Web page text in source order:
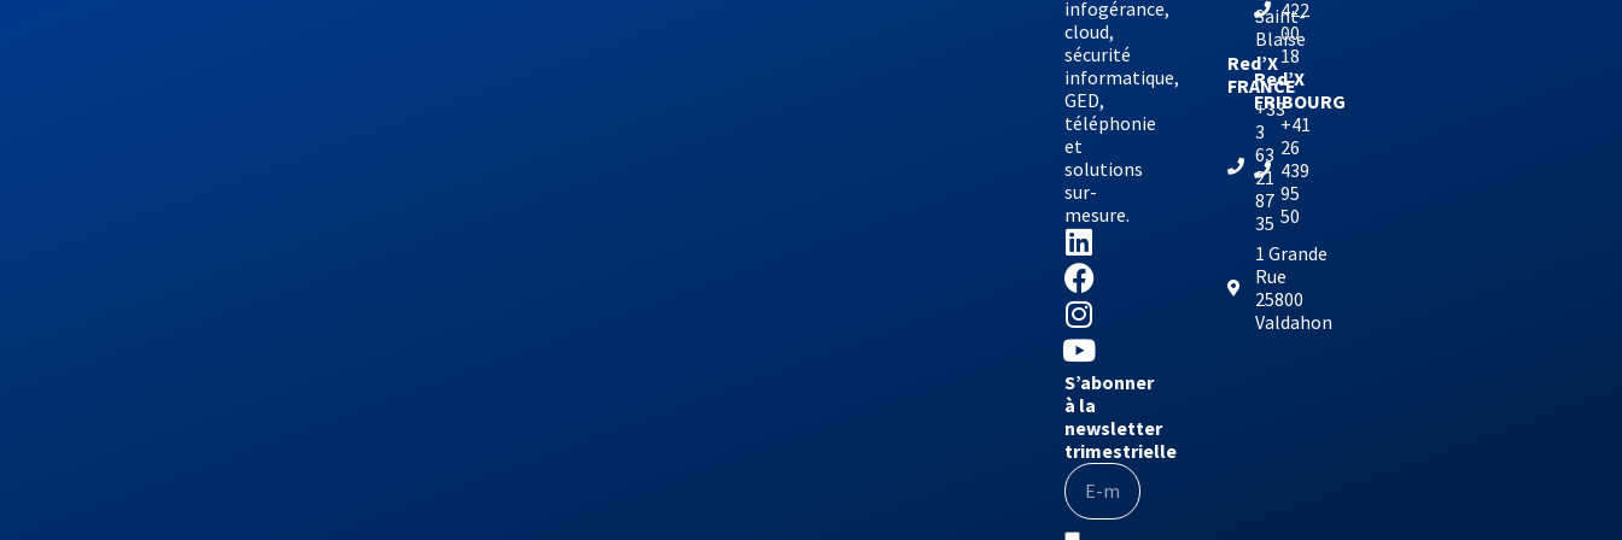
infogérance,
cloud,
sécurité
informatique,
GED,
téléphonie
et
solutions
sur-
mesure.
S’abonner
à la
newsletter
trimestrielle
Saint-
Blaise
Red’X
FRANCE
+33
3
63
21
87
35
1 Grande
Rue
25800
Valdahon
422
00
18
Red’X
FRIBOURG
+41
26
439
95
50